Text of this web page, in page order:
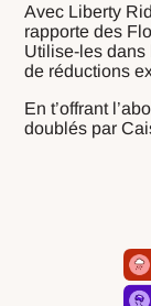
Avec Liberty
rapporte des
Utilise-les dans
de réductions
En t’offrant
doublés par